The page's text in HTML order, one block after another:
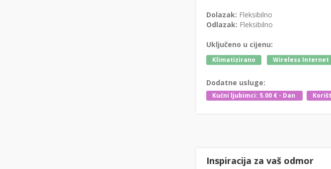
Dolazak: Fleksibilno
Odlazak: Fleksibilno
Uključeno u cijenu:
Klimatizirano Wireless Internet
Dodatne usluge:
Kućni ljubimci: 5.00 € - Dan
Inspiracija za vaš odmor